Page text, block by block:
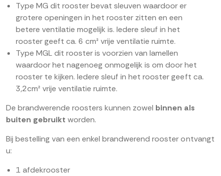
Type MG dit rooster bevat sleuven waardoor er
grotere openingen in het rooster zitten en een
betere ventilatie mogelijk is. Iedere sleuf in het
rooster geeft ca. 6 cm² vrije ventilatie ruimte.
Type MGL dit rooster is voorzien van lamellen
waardoor het nagenoeg onmogelijk is om door het
rooster te kijken. Iedere sleuf in het rooster geeft ca.
3,2cm² vrije ventilatie ruimte.
De brandwerende roosters kunnen zowel binnen als
buiten gebruikt worden.
Bij bestelling van een enkel brandwerend rooster ontvangt
u:
1 afdekrooster